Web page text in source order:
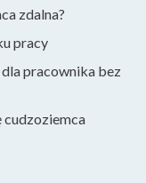
zdalna?
pracy
dla pracownika bez
cudzoziemca